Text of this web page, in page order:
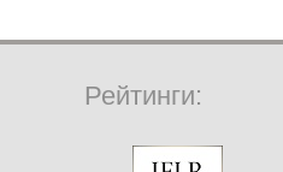
Рейтинги: